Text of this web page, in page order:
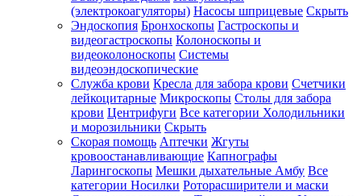
(электрокоагуляторы) Насосы шприцевые Скрыть
Эндоскопия Бронхоскопы Гастроскопы и
видеогастроскопы Колоноскопы и
видеоколоноскопы Системы
видеоэндоскопические
Служба крови Кресла для забора крови Счетчики
лейкоцитарные Микроскопы Столы для забора
крови Центрифуги Все категории Холодильники
и морозильники Скрыть
Скорая помощь Аптечки Жгуты
кровоостанавливающие Капнографы
Ларингоскопы Мешки дыхательные Амбу Все
категории Носилки Роторасширители и маски